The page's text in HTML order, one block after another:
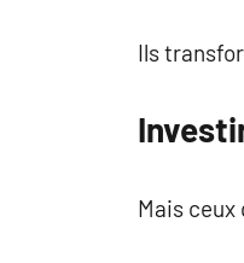
Ils
Mais ceux